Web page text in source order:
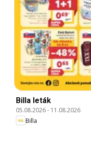
Billa leták
05.08.2026- 11.08.2026
Billa